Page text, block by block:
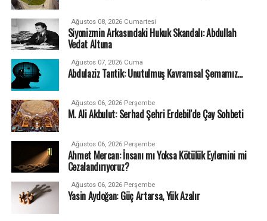
Ağustos 08, 2026 Cumartesi
Siyonizmin Arkasındaki Hukuk Skandalı: Abdullah
Vedat Altuna
Ağustos 07, 2026 Cuma
Abdulaziz Tantik: Unutulmuş Kavramsal Şemamız…
Ağustos 06, 2026 Perşembe
M. Ali Akbulut: Serhad Şehri Erdebil'de Çay Sohbeti
Ağustos 06, 2026 Perşembe
Ahmet Mercan: İnsanı mı Yoksa Kötülük Eylemini mi
Cezalandırıyoruz?
Ağustos 06, 2026 Perşembe
Yasin Aydoğan: Güç Artarsa, Yük Azalır